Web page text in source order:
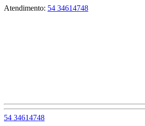
Atendimento: 54 34614748
54 34614748